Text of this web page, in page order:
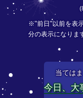
※"前日"以前を表
分の表示になりま
当ては
今日、大